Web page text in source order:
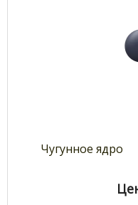
Чугунное ядро